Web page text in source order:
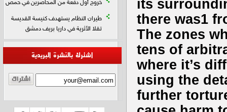
its
there was1
The zones
tens of
where it’s
using the
further
خروج أول دفعة من المحاصرين في حمص
طيران النظام يستهدف كنيسة القديسة
تقلا الأثرية في داريا بريف دمشق
اشترك بالنشرة البريدية